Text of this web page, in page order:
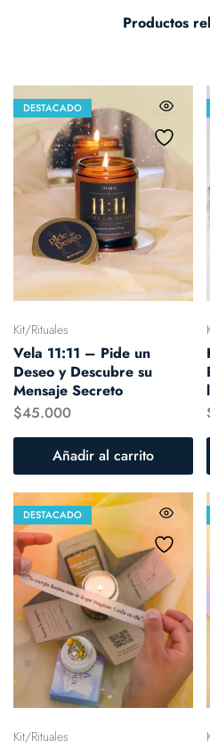
Productos
DESTACADO
Kit/Rituales
Vela 11:11 – Pide un
Deseo y Descubre su
Mensaje Secreto
$45.000
Añadir al carrito
DESTACADO
Kit/Rituales